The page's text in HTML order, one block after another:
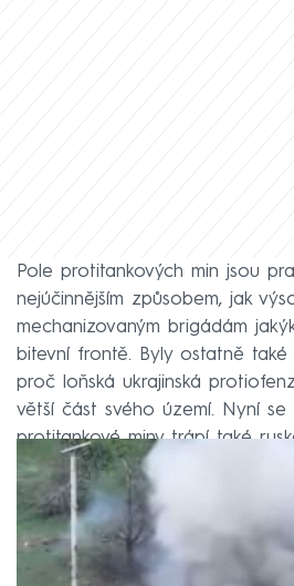
Pole protitankových min jsou
nejúčinnějším způsobem, jak
mechanizovaným brigádám
bitevní frontě. Byly ostatně také
proč loňská ukrajinská
větší část svého území. Nyní se
protitankové miny trápí také